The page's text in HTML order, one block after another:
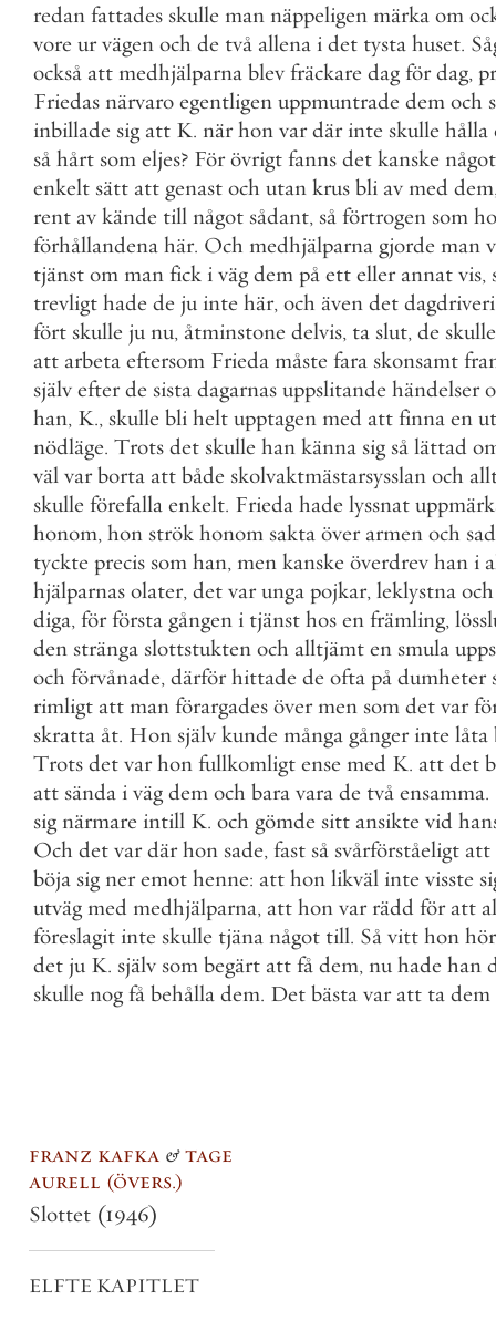
redan fattades skulle man näppeligen märka om
vore ur vägen och de två allena i det tysta huset.
också att medhjälparna blev fräckare dag för dag,
Friedas närvaro egentligen uppmuntrade dem och
inbillade sig att K. när hon var där inte skulle hålla
så hårt som eljes? För övrigt fanns det kanske något
enkelt sätt att genast och utan krus bli av med dem
rent av kände till något sådant, så förtrogen som
förhållandena här. Och medhjälparna gjorde man
tjänst om man fick i väg dem på ett eller annat vis,
trevligt hade de ju inte här, och även det dagdriveri
fört skulle ju nu, åtminstone delvis, ta slut, de skulle
att arbeta eftersom Frieda måste fara skonsamt
själv efter de sista dagarnas uppslitande händelser
han, K., skulle bli helt upptagen med att finna en
nödläge. Trots det skulle han känna sig så lättad
väl var borta att både skolvaktmästarsysslan och
skulle förefalla enkelt. Frieda hade lyssnat
honom, hon strök honom sakta över armen och
tyckte precis som han, men kanske överdrev han i
hjälparnas olater, det var unga pojkar, leklystna och
diga, för första gången i tjänst hos en främling,
den stränga slottstukten och alltjämt en smula
och förvånade, därför hittade de ofta på dumheter
rimligt att man förargades över men som det var
skratta åt. Hon själv kunde många gånger inte låta
Trots det var hon fullkomligt ense med K. att det
att sända i väg dem och bara vara de två ensamma.
sig närmare intill K. och gömde sitt ansikte vid
Och det var där hon sade, fast så svårförståeligt att
böja sig ner emot henne: att hon likväl inte visste
utväg med medhjälparna, att hon var rädd för att
föreslagit inte skulle tjäna något till. Så vitt hon
det ju K. själv som begärt att få dem, nu hade han
skulle nog få behålla dem. Det bästa var att ta dem
franz kafka & tage
aurell övers.
Slottet (1946)
ELFTE KAPITLET